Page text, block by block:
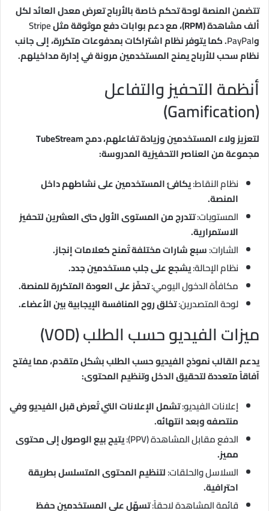
تتضمن المنصة لوحة تحكم خاصة بالأرباح تعرض معدل العائد لكل
ألف مشاهدة (RPM)، مع دعم بوابات دفع موثوقة مثل
Stripe
وPayPal. كما يتوفر نظام اشتراكات بمدفوعات متكررة، إلى جانب
نظام سحب للأرباح يمنح المستخدمين مرونة في إدارة مداخيلهم.
أنظمة التحفيز والتفاعل
(Gamification)
لتعزيز ولاء المستخدمين وزيادة تفاعلهم، دمج TubeStream
مجموعة من العناصر التحفيزية المدروسة:
نظام النقاط:يكافئ المستخدمين على نشاطهم داخل
المنصة.
المستويات:تتدرج من المستوى الأول حتى العشرين لتحفيز
الاستمرارية.
الشارات:سبع شارات مختلفة تُمنح كعلامات إنجاز.
نظام الإحالة:يشجع على جلب مستخدمين جدد.
مكافأة الدخول اليومي:تحفّز على العودة المتكررة للمنصة.
لوحة المتصدرين:تخلق روح المنافسة الإيجابية بين الأعضاء.
ميزات الفيديو حسب الطلب (VOD)
يدعم القالب نموذج الفيديو حسب الطلب بشكل متقدم، مما يفتح
آفاقاً متعددة لتحقيق الدخل وتنظيم المحتوى:
إعلانات الفيديو:تشمل الإعلانات التي تُعرض قبل الفيديو وفي
منتصفه وبعد انتهائه.
الدفع مقابل المشاهدة (PPV):
يتيح بيع الوصول إلى محتوى
مميز.
السلاسل والحلقات:لتنظيم المحتوى المتسلسل بطريقة
احترافية.
قائمة المشاهدة لاحقاً:تسهّل على المستخدمين حفظ